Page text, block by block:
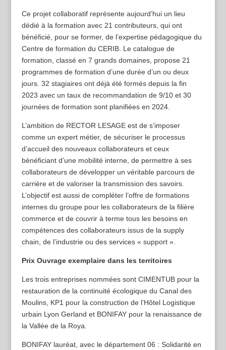
Ce projet collaboratif représente aujourd’hui un lieu
dédié à la formation avec 21 contributeurs, qui ont
bénéficié, pour se former, de l’expertise pédagogique du
Centre de formation du CERIB. Le catalogue de
formation, classé en 7 grands domaines, propose 21
programmes de formation d’une durée d’un ou deux
jours. 32 stagiaires ont déjà été formés depuis la fin
2023 avec un taux de recommandation de 9/10 et 30
journées de formation sont planifiées en 2024.
L’ambition de RECTOR LESAGE est de s’imposer
comme un expert métier, de sécuriser le processus
d’accueil des nouveaux collaborateurs et ceux
bénéficiant d’une mobilité interne, de permettre à ses
collaborateurs de développer un véritable parcours de
carrière et de valoriser la transmission des savoirs.
L’objectif est aussi de compléter l’offre de formations
internes du groupe pour les collaborateurs de la filière
commerce et de couvrir à terme tous les besoins en
compétences des collaborateurs issus de la supply
chain, de l’industrie ou des services « support ».
Prix Ouvrage exemplaire dans les territoires
Les trois entreprises nommées sont CIMENTUB pour la
restauration de la continuité écologique du Canal des
Moulins, KP1 pour la construction de l’Hôtel Logistique
urbain Lyon Gerland et BONIFAY pour la renaissance de
la Vallée de la Roya.
BONIFAY lauréat, avec le département 06 : Solidarité en